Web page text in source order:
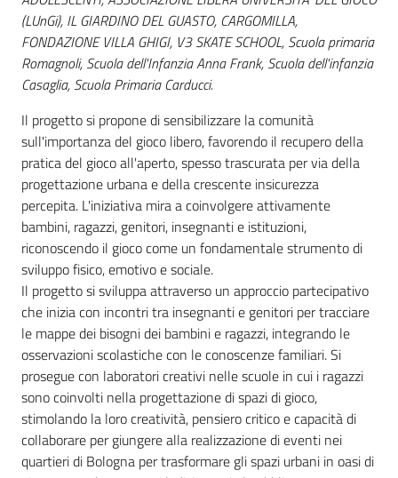
Assemblea
legislativa
Assemblea
Attività
Argomenti
Per i media
Per i cittadini
(LUnGi), IL GIARDINO DEL GUASTO, CARGOMILLA,
FONDAZIONE VILLA GHIGI, V3 SKATE SCHOOL, Scuola primaria
Romagnoli, Scuola dell'Infanzia Anna Frank, Scuola dell'infanzia
Casaglia, Scuola Primaria Carducci.
Il progetto si propone di sensibilizzare la comunità
sull'importanza del gioco libero, favorendo il recupero della
pratica del gioco all'aperto, spesso trascurata per via della
progettazione urbana e della crescente insicurezza
percepita. L'iniziativa mira a coinvolgere attivamente
bambini, ragazzi, genitori, insegnanti e istituzioni,
riconoscendo il gioco come un fondamentale strumento di
sviluppo fisico, emotivo e sociale.
Il progetto si sviluppa attraverso un approccio partecipativo
che inizia con incontri tra insegnanti e genitori per tracciare
le mappe dei bisogni dei bambini e ragazzi, integrando le
osservazioni scolastiche con le conoscenze familiari. Si
prosegue con laboratori creativi nelle scuole in cui i ragazzi
sono coinvolti nella progettazione di spazi di gioco,
stimolando la loro creatività, pensiero critico e capacità di
collaborare per giungere alla realizzazione di eventi nei
quartieri di Bologna per trasformare gli spazi urbani in oasi di